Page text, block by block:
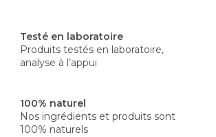
Testé en laboratoire
Produits testés en laboratoire,
analyse à l’appui
100% naturel
Nos ingrédients et produits sont
100% naturels